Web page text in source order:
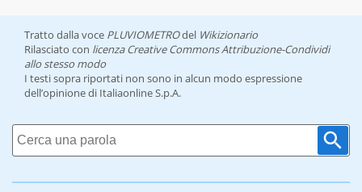
Tratto dalla voce PLUVIOMETROdel Wikizionario
Rilasciato con licenza Creative Commons Attribuzione-Condividi
allo stesso modo
I testi sopra riportati non sono in alcun modo espressione
dell’opinione di Italiaonline S.p.A.